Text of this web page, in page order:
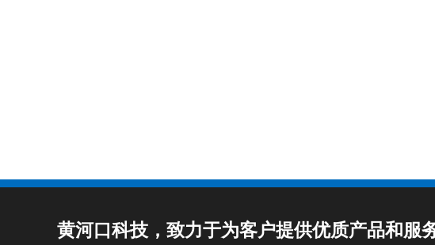
黄河口科技，致力于为客户提供优质产品和服